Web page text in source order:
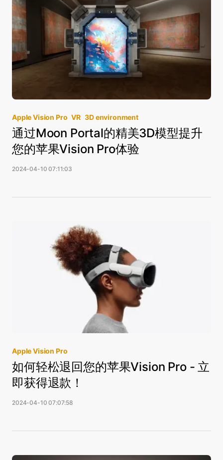
Apple Vision Pro VR 3D environment
通过Moon Portal的精美3D模型提升
您的苹果Vision Pro体验
2024-04-10 07:11:03
Apple Vision Pro
如何轻松退回您的苹果Vision Pro - 立
即获得退款！
2024-04-10 07:07:58